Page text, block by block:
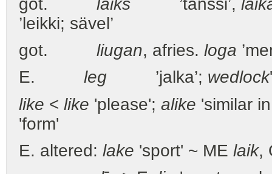
got. laiks ’tanssi’,
’leikki; sävel’
got. liugan, afries. loga
E. leg ’jalka’; wedlock
like < like 'please'; alike 'similar
'form'
E. altered: lake 'sport' ~ ME laik,